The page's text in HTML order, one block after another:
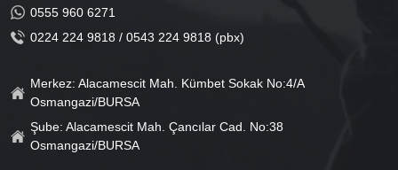
0555 960 6271
0224 224 9818 / 0543 224 9818 (pbx)
Merkez: Alacamescit Mah. Kümbet Sokak No:4/A
Osmangazi/BURSA
Şube: Alacamescit Mah. Çancılar Cad. No:38
Osmangazi/BURSA